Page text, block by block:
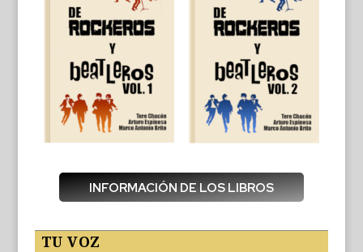
INFORMACIÓN DE LOS LIBROS
TU VOZ